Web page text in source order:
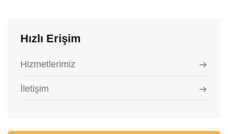
Hızlı Erişim
Hizmetlerimiz
İletişim